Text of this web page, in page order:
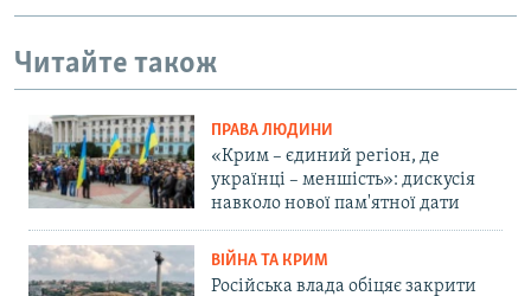
Читайте також
ПРАВА ЛЮДИНИ
«Крим – єдиний регіон, де
українці – меншість»: дискусія
навколо нової пам'ятної дати
ВІЙНА ТА КРИМ
Російська влада обіцяє закрити